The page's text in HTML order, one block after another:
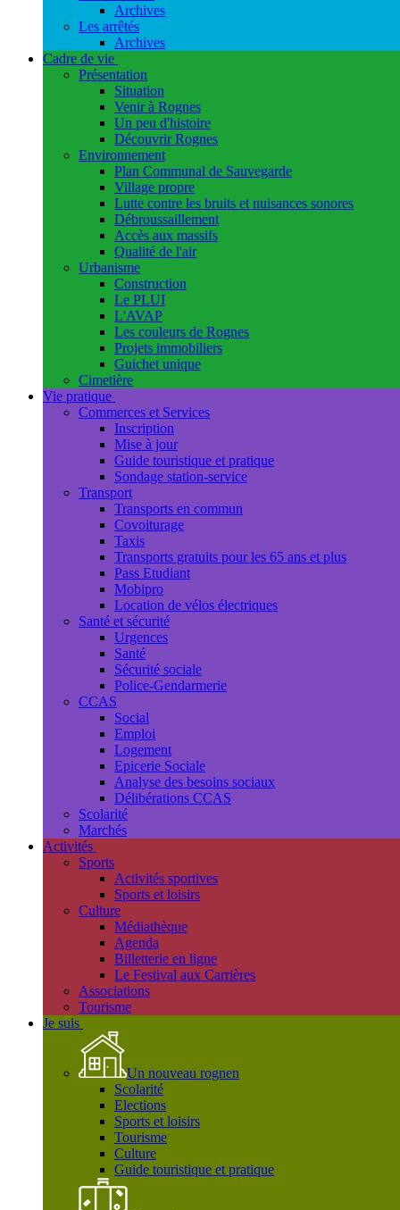
Archives
Les arrêtés
Archives
Cadre de vie
Présentation
Situation
Venir à Rognes
Un peu d'histoire
Découvrir Rognes
Environnement
Plan Communal de Sauvegarde
Village propre
Lutte contre les bruits et nuisances sonores
Débroussaillement
Accès aux massifs
Qualité de l'air
Urbanisme
Construction
Le PLUI
L'AVAP
Les couleurs de Rognes
Projets immobiliers
Guichet unique
Cimetière
Vie pratique
Commerces et Services
Inscription
Mise à jour
Guide touristique et pratique
Sondage station-service
Transport
Transports en commun
Covoiturage
Taxis
Transports gratuits pour les 65 ans et plus
Pass Etudiant
Mobipro
Location de vélos électriques
Santé et sécurité
Urgences
Santé
Sécurité sociale
Police-Gendarmerie
CCAS
Social
Emploi
Logement
Epicerie Sociale
Analyse des besoins sociaux
Délibérations CCAS
Scolarité
Marchés
Activités
Sports
Activités sportives
Sports et loisirs
Culture
Médiathèque
Agenda
Billetterie en ligne
Le Festival aux Carrières
Associations
Tourisme
Je suis
Un nouveau rognen
Scolarité
Elections
Sports et loisirs
Tourisme
Culture
Guide touristique et pratique